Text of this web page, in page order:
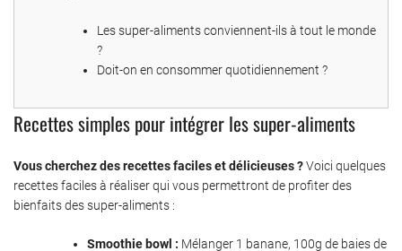
Les super-aliments conviennent-ils à tout le monde
?
Doit-on en consommer quotidiennement ?
Recettes simples pour intégrer les super-aliments
Vous cherchez des recettes faciles et délicieuses ?Voici quelques
recettes faciles à réaliser qui vous permettront de profiter des
bienfaits des super-aliments :
Smoothie bowl : Mélanger 1 banane, 100g de baies de